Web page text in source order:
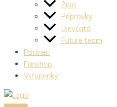
Žiaci
Prípravky
Dievčatá
Future team
Partneri
Fanshop
Vstupenky